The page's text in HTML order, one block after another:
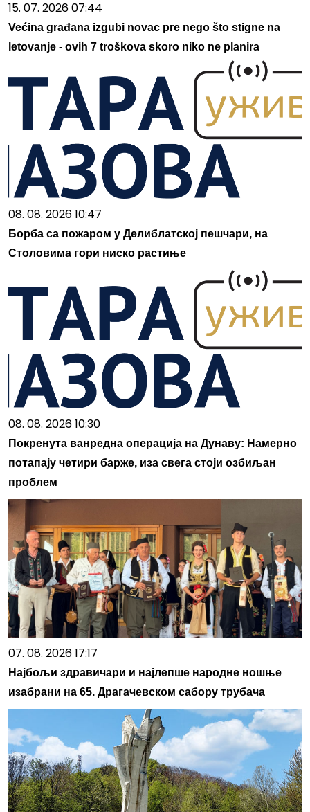
15. 07. 2026 07:44
Većina građana izgubi novac pre nego što stigne na
letovanje - ovih 7 troškova skoro niko ne planira
08. 08. 2026 10:47
Борба са пожаром у Делиблатској пешчари, на
Столовима гори ниско растиње
08. 08. 2026 10:30
Покренута ванредна операција на Дунаву: Намерно
потапају четири барже, иза свега стоји озбиљан
проблем
07. 08. 2026 17:17
Најбољи здравичари и најлепше народне ношње
изабрани на 65. Драгачевском сабору трубача